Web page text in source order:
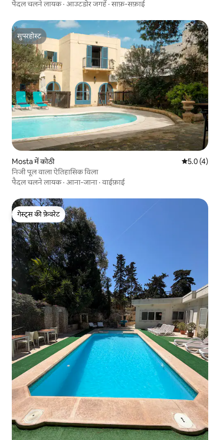
पैदल चलने लायक· आउटडोर जगहें ·साफ़-सफ़ाई
सुपरहोस्ट
सुपरहोस्ट
Mosta में कोठी औसत रेटिंग 5
5.0 (4)
निजी पूल वाला ऐतिहासिक विला
पैदल चलने लायक· आना-जाना ·वाईफ़ाई
गेस्ट्स की फ़ेवरेट
गेस्ट्स की फ़ेवरेट